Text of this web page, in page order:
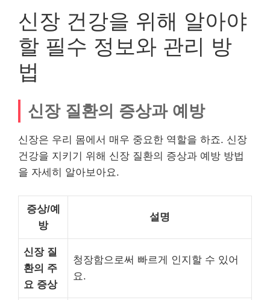
신장 건강을 위해 알아야
할 필수 정보와 관리 방
법
신장 질환의 증상과 예방
신장은 우리 몸에서 매우 중요한 역할을 하죠. 신장
건강을 지키기 위해 신장 질환의 증상과 예방 방법
을 자세히 알아보아요.
증상/예
방
설명
신장 질
환의 주
요 증상
청장함으로써 빠르게 인지할 수 있어
요.